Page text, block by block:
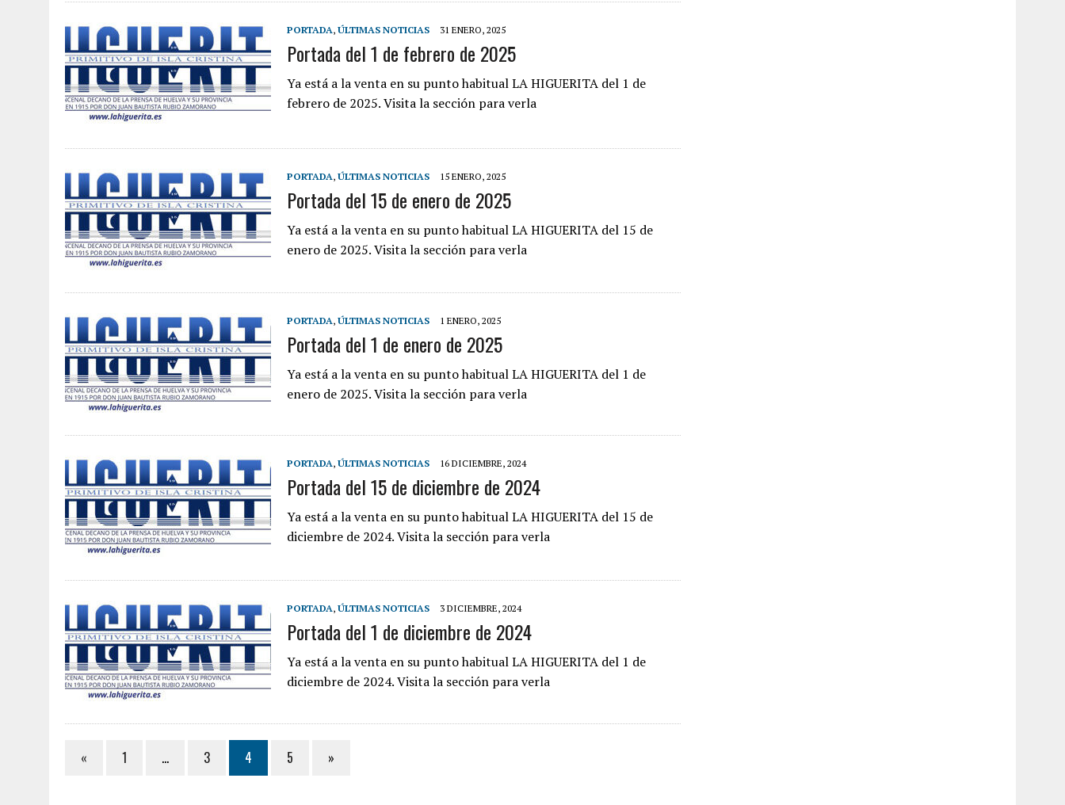
PORTADA, ÚLTIMAS NOTICIAS 31 ENERO, 2025
Portada del 1 de febrero de 2025
Ya está a la venta en su punto habitual LA HIGUERITA del 1 de
febrero de 2025. Visita la sección para verla
PORTADA, ÚLTIMAS NOTICIAS 15 ENERO, 2025
Portada del 15 de enero de 2025
Ya está a la venta en su punto habitual LA HIGUERITA del 15 de
enero de 2025. Visita la sección para verla
PORTADA, ÚLTIMAS NOTICIAS 1 ENERO, 2025
Portada del 1 de enero de 2025
Ya está a la venta en su punto habitual LA HIGUERITA del 1 de
enero de 2025. Visita la sección para verla
PORTADA, ÚLTIMAS NOTICIAS 16 DICIEMBRE, 2024
Portada del 15 de diciembre de 2024
Ya está a la venta en su punto habitual LA HIGUERITA del 15 de
diciembre de 2024. Visita la sección para verla
PORTADA, ÚLTIMAS NOTICIAS 3 DICIEMBRE, 2024
Portada del 1 de diciembre de 2024
Ya está a la venta en su punto habitual LA HIGUERITA del 1 de
diciembre de 2024. Visita la sección para verla
« 1 … 3 4 5 »